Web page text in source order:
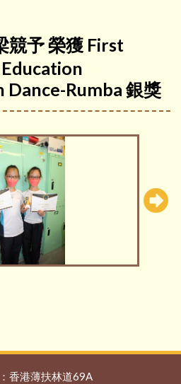
競予 榮獲 First
Rumba 銀獎
香港薄扶林道69A